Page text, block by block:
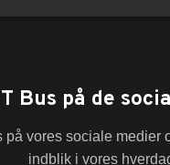
Bus på de
på vores sociale medier
indblik i vores